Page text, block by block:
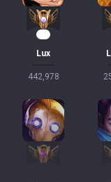
Lux
442,978